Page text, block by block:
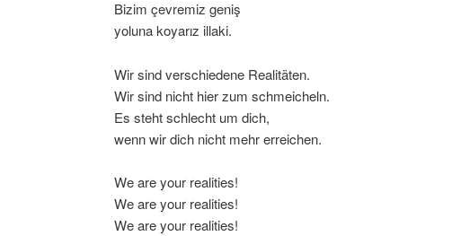
Bizim çevremiz geniş
yoluna koyarız illaki.
Wir sind verschiedene Realitäten.
Wir sind nicht hier zum schmeicheln.
Es steht schlecht um dich,
wenn wir dich nicht mehr erreichen.
We are your realities!
We are your realities!
We are your realities!